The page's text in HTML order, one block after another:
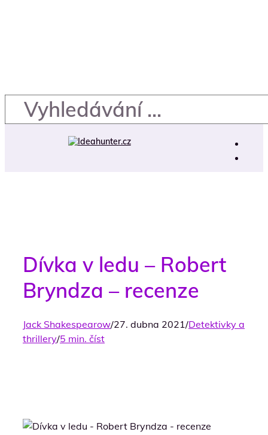
Dívka v ledu – Robert
Bryndza – recenze
Jack Shakespearow/27. dubna 2021 /Detektivky a
thrillery/5 min. číst